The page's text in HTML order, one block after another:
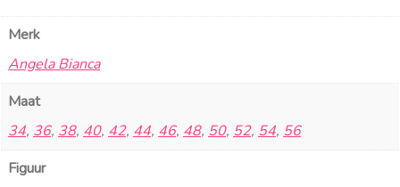
Merk
Angela Bianca
Maat
34, 36, 38, 40, 42, 44, 46, 48, 50, 52, 54, 56
Figuur